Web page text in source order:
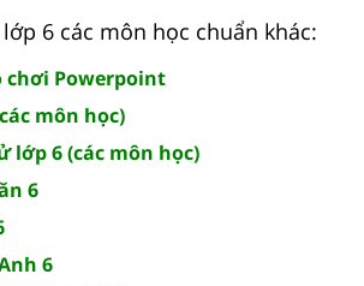
6 các môn học chuẩn khác:
chơi Powerpoint
môn học)
lớp 6 (các môn học)
6
6